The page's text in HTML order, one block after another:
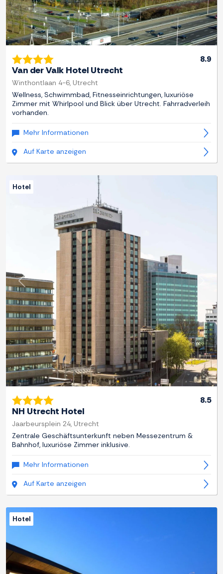
8.9
Van der Valk Hotel Utrecht
Winthontlaan 4-6, Utrecht
Wellness, Schwimmbad, Fitnesseinrichtungen, luxuriöse
Zimmer mit Whirlpool und Blick über Utrecht. Fahrradverleih
vorhanden.
Mehr Informationen
Auf Karte anzeigen
Zurück
Hotel
8.5
NH Utrecht Hotel
Jaarbeursplein 24, Utrecht
Zentrale Geschäftsunterkunft neben Messezentrum &
Bahnhof, luxuriöse Zimmer inklusive.
Mehr Informationen
Auf Karte anzeigen
Hotel